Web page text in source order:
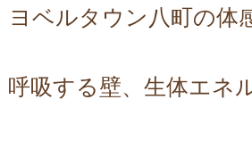
ヨベルタウン八町の体
呼吸する壁、生体エネ